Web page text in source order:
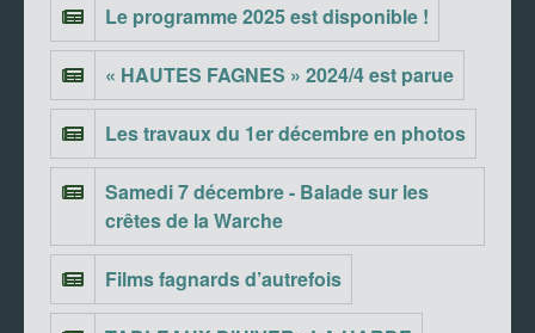
Le programme 2025 est disponible !
« HAUTES FAGNES » 2024/4 est parue
Les travaux du 1er décembre en photos
Samedi 7 décembre - Balade sur les
crêtes de la Warche
Films fagnards d’autrefois